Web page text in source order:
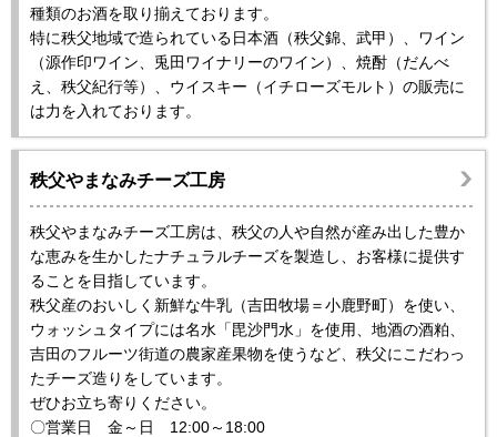
種類のお酒を取り揃えております。
特に秩父地域で造られている日本酒（秩父錦、武甲）、ワイン
（源作印ワイン、兎田ワイナリーのワイン）、焼酎（だんべ
え、秩父紀行等）、ウイスキー（イチローズモルト）の販売に
は力を入れております。
秩父やまなみチーズ工房
秩父やまなみチーズ工房は、秩父の人や自然が産み出した豊か
な恵みを生かしたナチュラルチーズを製造し、お客様に提供す
ることを目指しています。
秩父産のおいしく新鮮な牛乳（吉田牧場＝小鹿野町）を使い、
ウォッシュタイプには名水「毘沙門水」を使用、地酒の酒粕、
吉田のフルーツ街道の農家産果物を使うなど、秩父にこだわっ
たチーズ造りをしています。
ぜひお立ち寄りください。
〇営業日 金～日 12:00～18:00